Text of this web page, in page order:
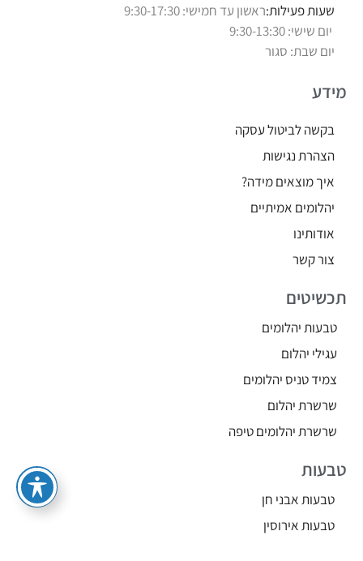
שעות פעילות:ראשון עד חמישי: 9:30-17:30
יום שישי: 9:30-13:30
יום שבת: סגור
מידע
בקשה לביטול עסקה
הצהרת נגישות
איך מוצאים מידה?
יהלומים אמיתיים
אודותינו
צור קשר
תכשיטים
טבעות יהלומים
עגילי יהלום
צמיד טניס יהלומים
שרשרת יהלום
שרשרת יהלומים טיפה
טבעות
טבעות אבני חן
טבעות אירוסין